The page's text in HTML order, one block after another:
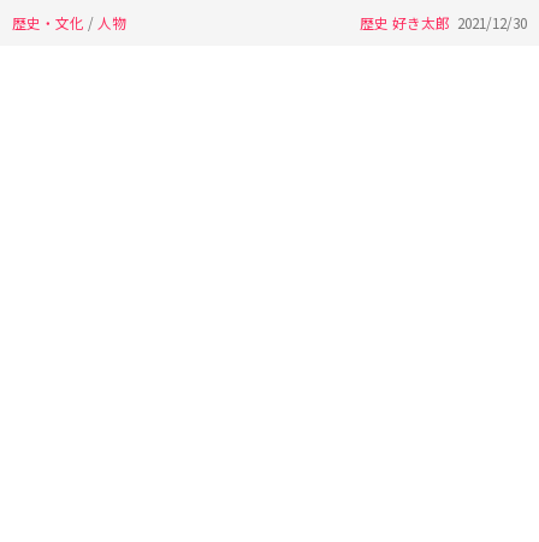
歴史・文化 / 人物 歴史 好き太郎 2021/12/30